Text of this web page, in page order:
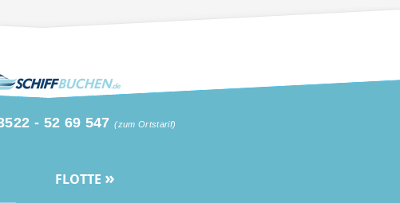
- 52 69 547 (zum Ortstarif)
FLOTTE »